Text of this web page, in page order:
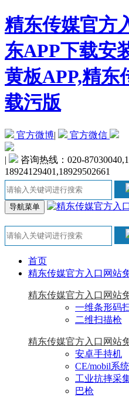
精东传媒官方
东APP下载安
黄板APP,精东
载污版
官方微博| 官方微信
|
咨询热线：020-
18924129401,18929502661
导航菜单
首页
精东传媒官方入口网站
精东传媒官方入口网站
一维条形码
二维扫描枪
精东传媒官方入口网站
安卓手持机
CE/mobil系
工业抗摔采
巴枪